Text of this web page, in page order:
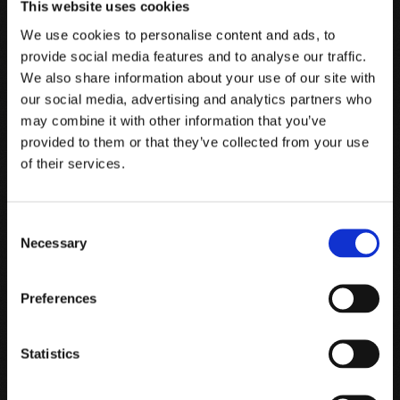
This website uses cookies
We use cookies to personalise content and ads, to
provide social media features and to analyse our traffic.
We also share information about your use of our site with
our social media, advertising and analytics partners who
may combine it with other information that you’ve
provided to them or that they’ve collected from your use
of their services.
Selection
Necessary
Preferences
Statistics
IL PROCESSO PRODUTTIVO
Esperienza in ciò che facciamo
Al centro della Proprietà, c’è un cuore che pulsa. Un cuore che
È la nostra Cantina, dove la materia si evolve e si trasforma,
Durante la vendemmia, i frutti maturi giungono in cantina da
ogni singola parcella. Ogni fase è rispettosa dell’integrità del
frutto. Alla selezionedei grappoli, seguono la fermentazione